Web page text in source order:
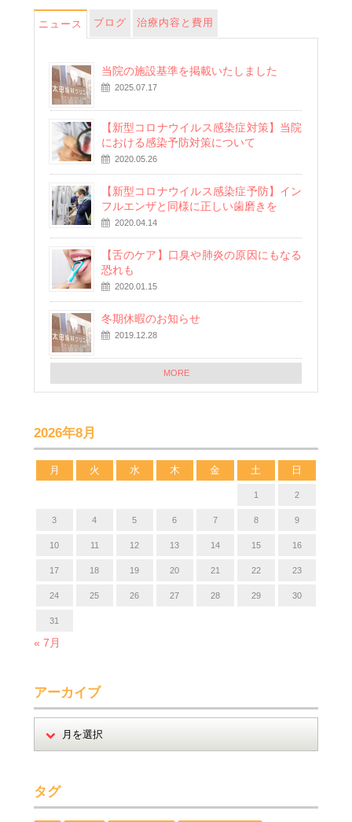
ニュース ブログ 治療内容と費用
当院の施設基準を掲載いたしました
2025.07.17
【新型コロナウイルス感染症対策】当院
における感染予防対策について
2020.05.26
【新型コロナウイルス感染症予防】イン
フルエンザと同様に正しい歯磨きを
2020.04.14
【舌のケア】口臭や肺炎の原因にもなる
恐れも
2020.01.15
冬期休暇のお知らせ
2019.12.28
MORE
2026年8月
月 火 水 木 金 土 日
1 2
3 4 5 6 7 8 9
10 11 12 13 14 15 16
17 18 19 20 21 22 23
24 25 26 27 28 29 30
31
« 7月
アーカイブ
タグ